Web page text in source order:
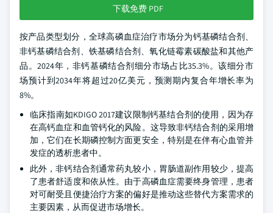
下载免费 PDF
按产品类型划分，全球高磷血症治疗市场分为钙基磷结合剂、
非钙基磷结合剂、铁基磷结合剂、氧化链霉素碳酸盐和其他产
品。2024年，非钙基磷结合剂细分市场占比35.3%。该细分市
场预计到2034年将超过20亿美元，预测期内复合年增长率为
8%。
临床指南如KDIGO 2017建议限制钙基结合剂的使用，因为存
在高钙血症和血管钙化的风险。这导致非钙结合剂的采用增
加，它们在长期磷控制方面更安全，特别是在伴有心血管并
发症的透析患者中。
此外，非钙结合剂通常药丸较小，胃肠道副作用较少，提高
了患者舒适度和依从性。由于高磷血症需要终身管理，患者
对可耐受且便捷治疗方案的偏好是推动这些替代方案需求的
主要因素，从而促进市场增长。